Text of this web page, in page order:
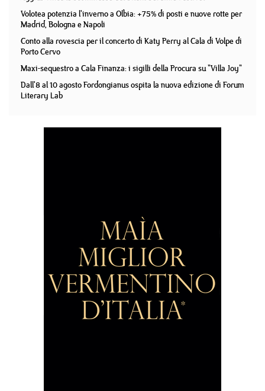
Volotea potenzia l'inverno a Olbia: +75% di posti e nuove rotte per
Madrid, Bologna e Napoli
Conto alla rovescia per il concerto di Katy Perry al Cala di Volpe di
Porto Cervo
Maxi-sequestro a Cala Finanza: i sigilli della Procura su "Villa Joy"
Dall'8 al 10 agosto Fordongianus ospita la nuova edizione di Forum
Literary Lab